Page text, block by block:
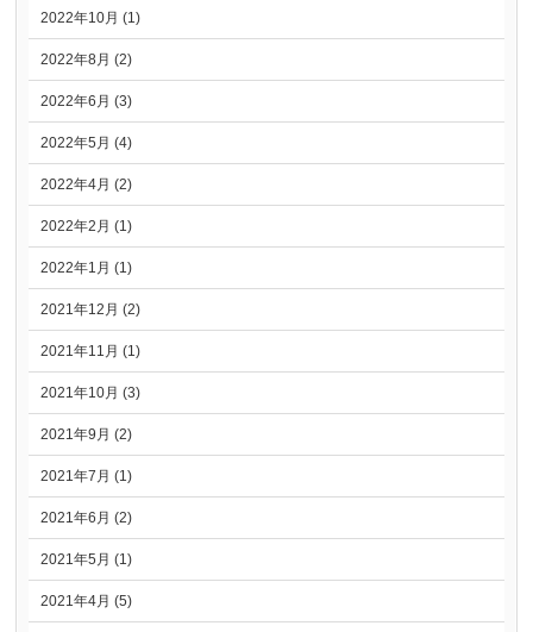
2022年10月 (1)
2022年8月 (2)
2022年6月 (3)
2022年5月 (4)
2022年4月 (2)
2022年2月 (1)
2022年1月 (1)
2021年12月 (2)
2021年11月 (1)
2021年10月 (3)
2021年9月 (2)
2021年7月 (1)
2021年6月 (2)
2021年5月 (1)
2021年4月 (5)